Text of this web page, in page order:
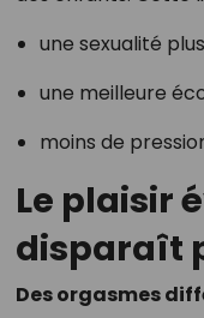
une sexualité
une meilleure
moins de
Le plaisir
disparaît
Des orgasmes